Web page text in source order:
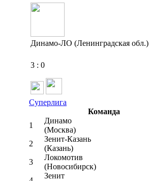
Динамо-ЛО (Ленинградская обл.)
3 : 0
Суперлига
Команда
1
Динамо
(Москва)
2
Зенит-Казань
(Казань)
3
Локомотив
(Новосибирск)
Зенит